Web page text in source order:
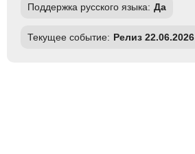
Поддержка русского языка: Да
Текущее событие: Релиз 22.06.2026